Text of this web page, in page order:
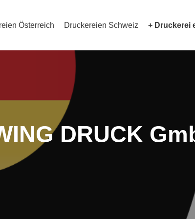
Österreich Druckereien Schweiz + Druckerei
DRUCK